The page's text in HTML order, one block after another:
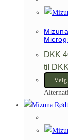
DKK
til